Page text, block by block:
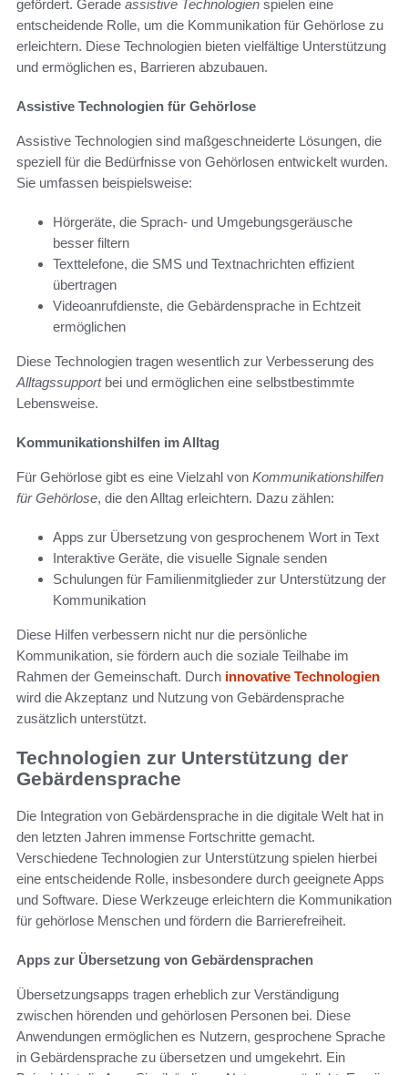
gefördert. Gerade assistive Technologien spielen eine
entscheidende Rolle, um die Kommunikation für Gehörlose zu
erleichtern. Diese Technologien bieten vielfältige Unterstützung
und ermöglichen es, Barrieren abzubauen.
Assistive Technologien für Gehörlose
Assistive Technologien sind maßgeschneiderte Lösungen, die
speziell für die Bedürfnisse von Gehörlosen entwickelt wurden.
Sie umfassen beispielsweise:
Hörgeräte, die Sprach- und Umgebungsgeräusche
besser filtern
Texttelefone, die SMS und Textnachrichten effizient
übertragen
Videoanrufdienste, die Gebärdensprache in Echtzeit
ermöglichen
Diese Technologien tragen wesentlich zur Verbesserung des
Alltagssupportbei und ermöglichen eine selbstbestimmte
Lebensweise.
Kommunikationshilfen im Alltag
Für Gehörlose gibt es eine Vielzahl von Kommunikationshilfen
für Gehörlose, die den Alltag erleichtern. Dazu zählen:
Apps zur Übersetzung von gesprochenem Wort in Text
Interaktive Geräte, die visuelle Signale senden
Schulungen für Familienmitglieder zur Unterstützung der
Kommunikation
Diese Hilfen verbessern nicht nur die persönliche
Kommunikation, sie fördern auch die soziale Teilhabe im
Rahmen der Gemeinschaft. Durch innovative Technologien
wird die Akzeptanz und Nutzung von Gebärdensprache
zusätzlich unterstützt.
Technologien zur Unterstützung der
Gebärdensprache
Die Integration von Gebärdensprache in die digitale Welt hat in
den letzten Jahren immense Fortschritte gemacht.
Verschiedene Technologien zur Unterstützung spielen hierbei
eine entscheidende Rolle, insbesondere durch geeignete Apps
und Software. Diese Werkzeuge erleichtern die Kommunikation
für gehörlose Menschen und fördern die Barrierefreiheit.
Apps zur Übersetzung von Gebärdensprachen
Übersetzungsapps tragen erheblich zur Verständigung
zwischen hörenden und gehörlosen Personen bei. Diese
Anwendungen ermöglichen es Nutzern, gesprochene Sprache
in Gebärdensprache zu übersetzen und umgekehrt. Ein